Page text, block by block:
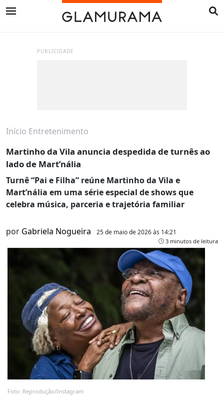
PUBLICIDADE
Início Entretenimento
Martinho da Vila anuncia despedida de turnês ao
lado de Mart’nália
Turnê “Pai e Filha” reúne Martinho da Vila e
Mart’nália em uma série especial de shows que
celebra música, parceria e trajetória familiar
por Gabriela Nogueira 25 de maio de 2026 às 14:21
3 minutos de leitura
Foto: Reprodução/Instagram